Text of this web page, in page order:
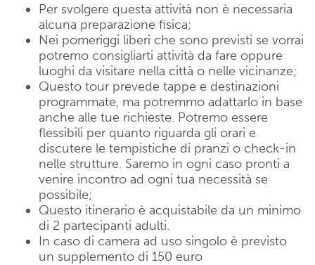
Per svolgere questa attività non è necessaria
alcuna preparazione fisica;
Nei pomeriggi liberi che sono previsti se vorrai
potremo consigliarti attività da fare oppure
luoghi da visitare nella città o nelle vicinanze;
Questo tour prevede tappe e destinazioni
programmate, ma potremmo adattarlo in base
anche alle tue richieste. Potremo essere
flessibili per quanto riguarda gli orari e
discutere le tempistiche di pranzi o check-in
nelle strutture. Saremo in ogni caso pronti a
venire incontro ad ogni tua necessità se
possibile;
Questo itinerario è acquistabile da un minimo
di 2 partecipanti adulti.
In caso di camera ad uso singolo è previsto
un supplemento di 150 euro